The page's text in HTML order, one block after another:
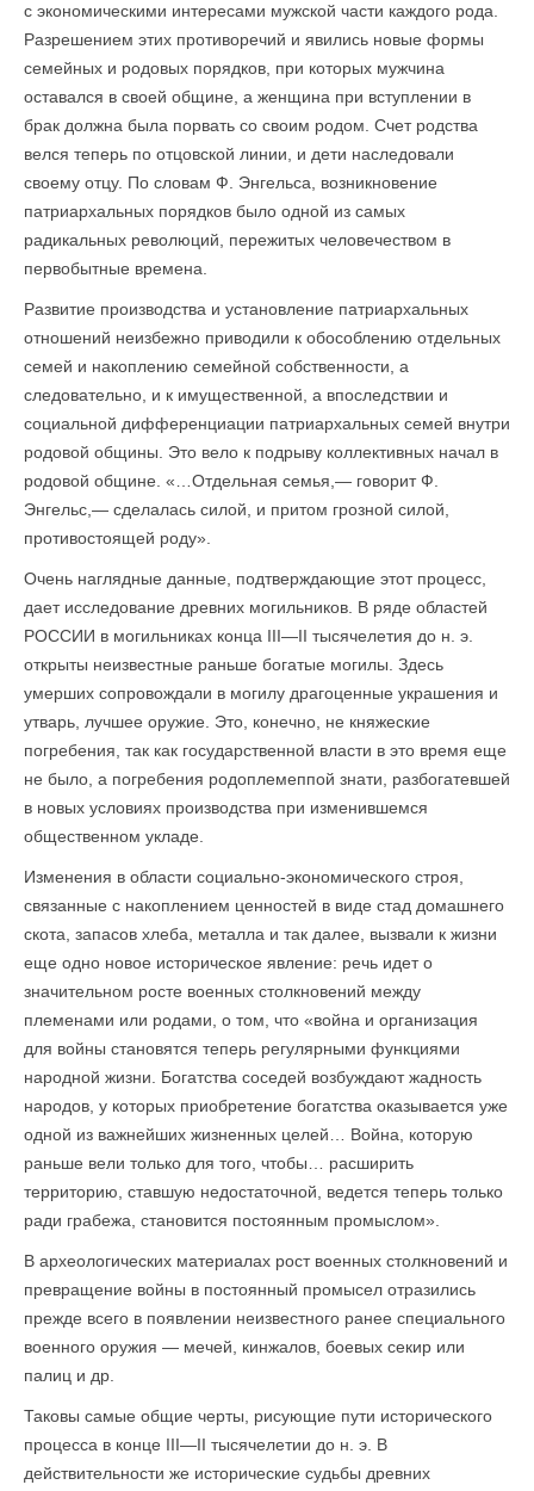
с экономическими интересами мужской части каждого рода.
Разрешением этих противоречий и явились новые формы
семейных и родовых порядков, при которых мужчина
оставался в своей общине, а женщина при вступлении в
брак должна была порвать со своим родом. Счет родства
велся теперь по отцовской линии, и дети наследовали
своему отцу. По словам Ф. Энгельса, возникновение
патриархальных порядков было одной из самых
радикальных революций, пережитых человечеством в
первобытные времена.
Развитие производства и установление патриархальных
отношений неизбежно приводили к обособлению отдельных
семей и накоплению семейной собственности, а
следовательно, и к имущественной, а впоследствии и
социальной дифференциации патриархальных семей внутри
ро­довой общины. Это вело к подрыву коллективных начал в
родовой общине. «…Отдельная семья,— говорит Ф.
Энгельс,— сделалась силой, и притом грозной силой,
противостоящей роду».
Очень наглядные данные, подтверждающие этот процесс,
дает исследование древних могильников. В ряде областей
РОССИИ в могильниках конца III—II тысячелетия до н. э.
открыты неизвестные раньше богатые могилы. Здесь
умерших сопровождали в могилу драгоценные украшения и
утварь, лучшее оружие. Это, конечно, не княжеские
погребения, так как государственной власти в это время еще
не было, а погребения родоплемеппой знати, разбогатевшей
в новых условиях производства при изменившемся
общественном укладе.
Изменения в области социально-экономического строя,
связанные с накоплением ценностей в виде стад домашнего
скота, запасов хлеба, металла и так далее, вызвали к жизни
еще одно новое историческое явление: речь идет о
значительном росте военных столкновений между
племенами или родами, о том, что «война и организация
для войны становятся теперь регулярными функциями
народной жизни. Богатства соседей возбуждают жадность
народов, у которых приобретение богатства оказывается уже
одной из важнейших жизненных целей… Война, которую
раньше вели только для того, чтобы… расширить
территорию, ставшую недостаточной, ведется теперь только
ради грабежа, становится постоянным промыслом».
В археологических материалах рост военных столкновений и
превращение войны в постоянный промысел отразились
прежде всего в появлении неизвестного ранее специального
военного оружия — мечей, кинжалов, боевых секир или
палиц и др.
Таковы самые общие черты, рисующие пути исторического
процесса в конце III—II тысячелетии до н. э. В
действительности же исторические судьбы древних